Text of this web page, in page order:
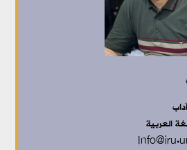
العربية